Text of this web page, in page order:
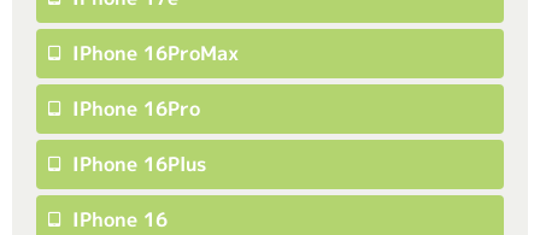
IPhone 16ProMax
IPhone 16Pro
IPhone 16Plus
IPhone 16